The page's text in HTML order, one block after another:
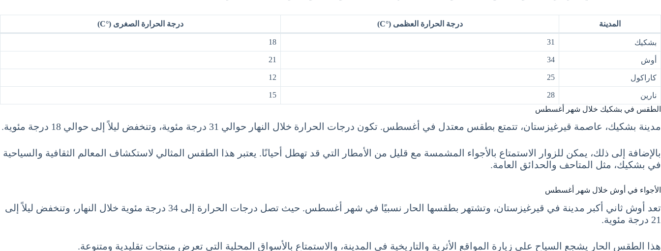
المدينة درجة الحرارة العظمى (°C) درجة الحرارة الصغرى (°C)
بشكيك 31
18
أوش 34
21
كاراكول 25
12
نارين 28
15
الطقس في بشكيك خلال شهر أغسطس
مدينة بشكيك، عاصمة قيرغيزستان، تتمتع بطقس معتدل في أغسطس. تكون درجات الحرارة خلال النهار حوالي 31 درجة مئوية، وتنخفض ليلاً إلى حوالي 18 درجة مئوية.
بالإضافة إلى ذلك، يمكن للزوار الاستمتاع بالأجواء المشمسة مع قليل من الأمطار التي قد تهطل أحيانًا. يعتبر هذا الطقس المثالي لاستكشاف المعالم الثقافية والسياحية
في بشكيك، مثل المتاحف والحدائق العامة.
الأجواء في أوش خلال شهر أغسطس
تعد أوش ثاني أكبر مدينة في قيرغيزستان، وتشتهر بطقسها الحار نسبيًا في شهر أغسطس. حيث تصل درجات الحرارة إلى 34 درجة مئوية خلال النهار، وتنخفض ليلاً إلى
21 درجة مئوية.
هذا الطقس الحار يشجع السياح على زيارة المواقع الأثرية والتاريخية في المدينة، والاستمتاع بالأسواق المحلية التي تعرض منتجات تقليدية ومتنوعة.